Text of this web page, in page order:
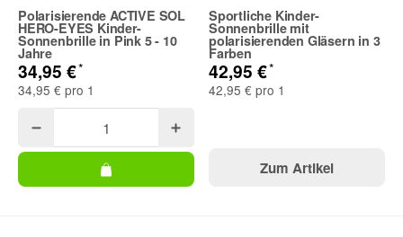
Telefon
Frage zum Artikel
Ihre Frage
Polarisierende ACTIVE SOL
HERO-EYES Kinder-
Sonnenbrille in Pink 5 - 10
Jahre
34,95 €*
34,95 € pro 1
Sportliche Kinder-
Sonnenbrille mit
polarisierenden Gläsern in 3
Farben
42,95 €*
42,95 € pro 1
Zum Artikel